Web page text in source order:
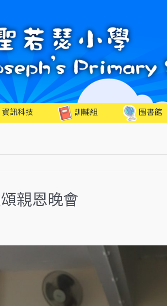
資訊科技 訓輔組 圖書館
親恩晚會